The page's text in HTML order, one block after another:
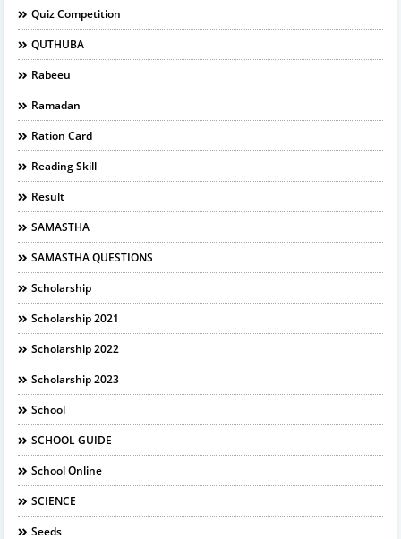
Quiz Competition
QUTHUBA
Rabeeu
Ramadan
Ration Card
Reading Skill
Result
SAMASTHA
SAMASTHA QUESTIONS
Scholarship
Scholarship 2021
Scholarship 2022
Scholarship 2023
School
SCHOOL GUIDE
School Online
SCIENCE
Seeds